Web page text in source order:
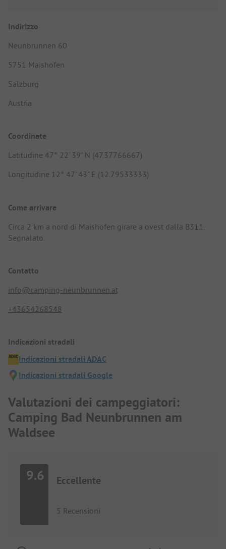
Indirizzo
Neunbrunnen 60
5751 Maishofen
Salzburg
Austria
Coordinate
Latitudine 47° 22' 39" N (47.37766667)
Longitudine 12° 47' 43" E (12.79533333)
Come arrivare
Circa 2 km a nord di Maishofen girare a ovest dalla B311.
Segnalato.
Contatto
info@camping-neunbrunnen.at
+43654268548
Indicazioni stradali
Indicazioni stradali ADAC
Indicazioni stradali Google
Valutazioni dei campeggiatori:
Camping Bad Neunbrunnen am
Waldsee
9.6 Eccellente
5 Recensioni